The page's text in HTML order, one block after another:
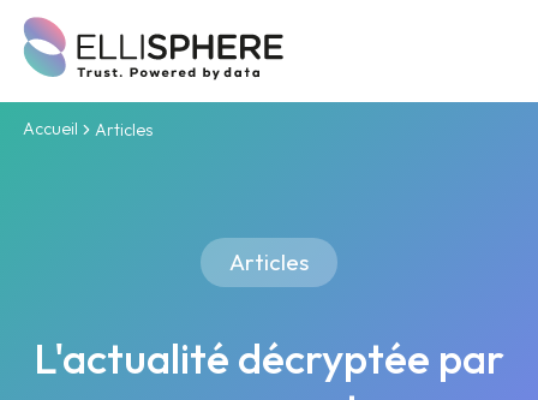
Accueil Articles
Articles
L'actualité décryptée par